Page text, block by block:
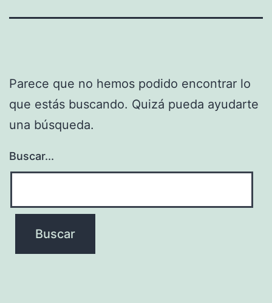
Parece que no hemos podido encontrar lo
que estás buscando. Quizá pueda ayudarte
una búsqueda.
Buscar...